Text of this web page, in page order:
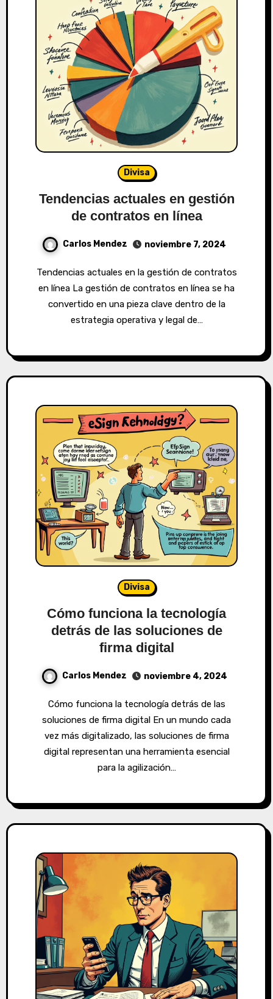
Divisa
Tendencias actuales en gestión
de contratos en línea
Carlos Mendez noviembre 7, 2024
Tendencias actuales en la gestión de contratos
en línea La gestión de contratos en línea se ha
convertido en una pieza clave dentro de la
estrategia operativa y legal de…
Divisa
Cómo funciona la tecnología
detrás de las soluciones de
firma digital
Carlos Mendez noviembre 4, 2024
Cómo funciona la tecnología detrás de las
soluciones de firma digital En un mundo cada
vez más digitalizado, las soluciones de firma
digital representan una herramienta esencial
para la agilización…